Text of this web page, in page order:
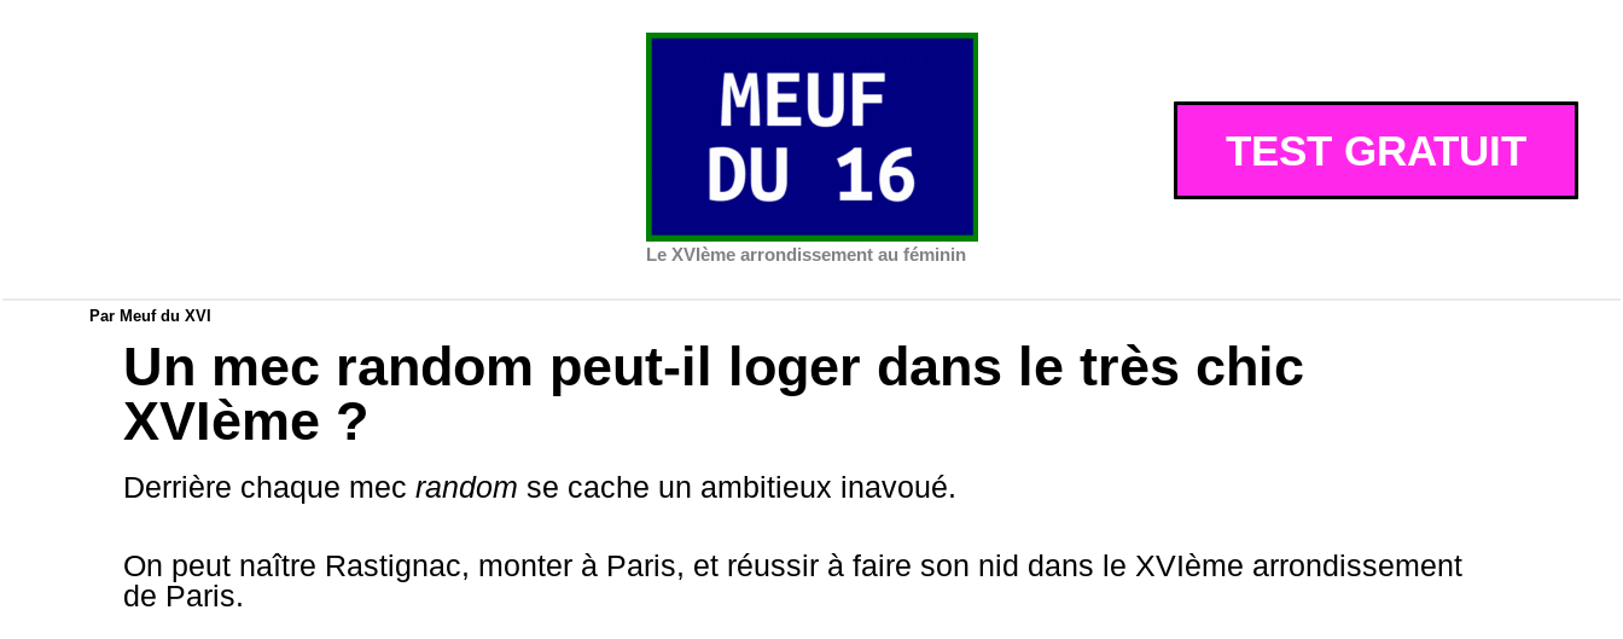
Le XVIème arrondissement au féminin
TEST GRATUIT
Par Meuf du XVI
Un mec random peut-il loger dans le très chic
XVIème ?
Derrière chaque mec random se cache un ambitieux inavoué.
On peut naître Rastignac, monter à Paris, et réussir à faire son nid dans le XVIème arrondissement
de Paris.